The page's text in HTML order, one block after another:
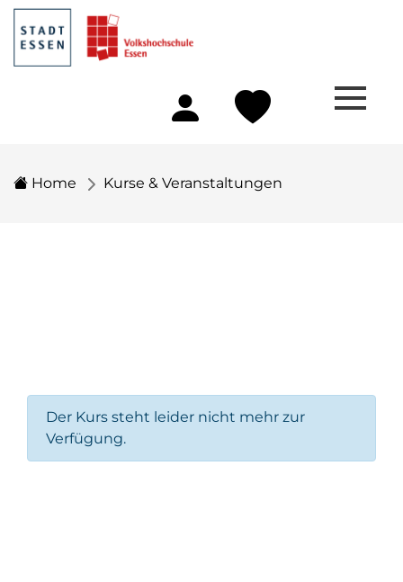
Home Kurse & Veranstaltungen
Der Kurs steht leider nicht mehr zur
Verfügung.